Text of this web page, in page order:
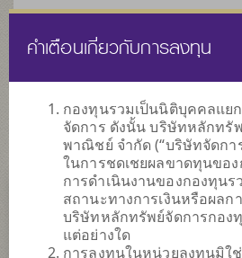
หน้าแรก รายการกองทุน กองทุนรวมเพื่อ
ประเทศ
กองทุนรวมเพื่อการเลี้ยงชีพ
ลงทุนในต่างประเทศ
คำเตือนเกี่ยวกับการลงทุน
กองทุนรวมเป็นนิติบุคคลแย
จัดการ ดังนั้น บริษัทหลักทรั
พาณิชย์ จำกัด (“บริษัทจัดกา
ในการชดเชยผลขาดทุนขอ
การดำเนินงานของกองทุน
สถานะทางการเงินหรือผลก
บริษัทหลักทรัพย์จัดการกอง
แต่อย่างใด
การลงทุนในหน่วยลงทุนมิใ